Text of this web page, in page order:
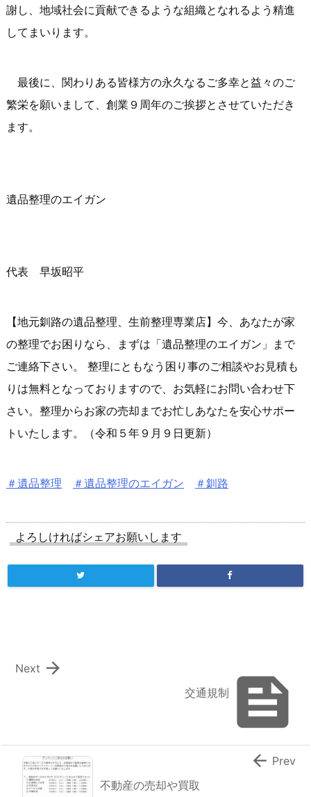
謝し、地域社会に貢献できるような組織となれるよう精進
してまいります。
最後に、関わりある皆様方の永久なるご多幸と益々のご
繁栄を願いまして、創業９周年のご挨拶とさせていただき
ます。
遺品整理のエイガン
代表 早坂昭平
【地元釧路の遺品整理、生前整理専業店】今、あなたが家
の整理でお困りなら、まずは「遺品整理のエイガン」まで
ご連絡下さい。 整理にともなう困り事のご相談やお見積も
りは無料となっておりますので、お気軽にお問い合わせ下
さい。整理からお家の売却までお忙しあなたを安心サポー
トいたします。（令和５年９月９日更新）
＃遺品整理 ＃遺品整理のエイガン ＃釧路
よろしければシェアお願いします

交通規制

Next
不動産の売却や買取
 Prev